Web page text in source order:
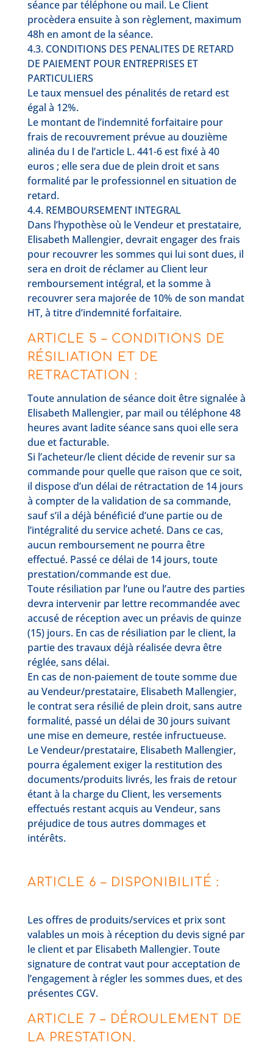
séance par téléphone ou mail. Le Client
procèdera ensuite à son règlement, maximum
48h en amont de la séance.
4.3. CONDITIONS DES PENALITES DE RETARD
DE PAIEMENT POUR ENTREPRISES ET
PARTICULIERS
Le taux mensuel des pénalités de retard est
égal à 12%.
Le montant de l’indemnité forfaitaire pour
frais de recouvrement prévue au douzième
alinéa du I de l’article L. 441-6 est fixé à 40
euros ; elle sera due de plein droit et sans
formalité par le professionnel en situation de
retard.
4.4. REMBOURSEMENT INTEGRAL
Dans l’hypothèse où le Vendeur et prestataire,
Elisabeth Mallengier, devrait engager des frais
pour recouvrer les sommes qui lui sont dues, il
sera en droit de réclamer au Client leur
remboursement intégral, et la somme à
recouvrer sera majorée de 10% de son mandat
HT, à titre d’indemnité forfaitaire.
ARTICLE 5 – CONDITIONS DE
RÉSILIATION ET DE
RETRACTATION :
Toute annulation de séance doit être signalée à
Elisabeth Mallengier, par mail ou téléphone 48
heures avant ladite séance sans quoi elle sera
due et facturable.
Si l’acheteur/le client décide de revenir sur sa
commande pour quelle que raison que ce soit,
il dispose d’un délai de rétractation de 14 jours
à compter de la validation de sa commande,
sauf s’il a déjà bénéficié d’une partie ou de
l’intégralité du service acheté. Dans ce cas,
aucun remboursement ne pourra être
effectué. Passé ce délai de 14 jours, toute
prestation/commande est due.
Toute résiliation par l’une ou l’autre des parties
devra intervenir par lettre recommandée avec
accusé de réception avec un préavis de quinze
(15) jours. En cas de résiliation par le client, la
partie des travaux déjà réalisée devra être
réglée, sans délai.
En cas de non-paiement de toute somme due
au Vendeur/prestataire, Elisabeth Mallengier,
le contrat sera résilié de plein droit, sans autre
formalité, passé un délai de 30 jours suivant
une mise en demeure, restée infructueuse.
Le Vendeur/prestataire, Elisabeth Mallengier,
pourra également exiger la restitution des
documents/produits livrés, les frais de retour
étant à la charge du Client, les versements
effectués restant acquis au Vendeur, sans
préjudice de tous autres dommages et
intérêts.
ARTICLE 6 – DISPONIBILITÉ :
Les offres de produits/services et prix sont
valables un mois à réception du devis signé par
le client et par Elisabeth Mallengier. Toute
signature de contrat vaut pour acceptation de
l’engagement à régler les sommes dues, et des
présentes CGV.
ARTICLE 7 – DÉROULEMENT DE
LA PRESTATION.